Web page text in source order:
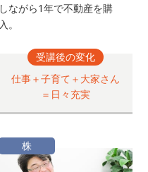
しながら1年で不動産を購
入。
受講後の変化
仕事＋子育て＋大家さん
＝日々充実
株